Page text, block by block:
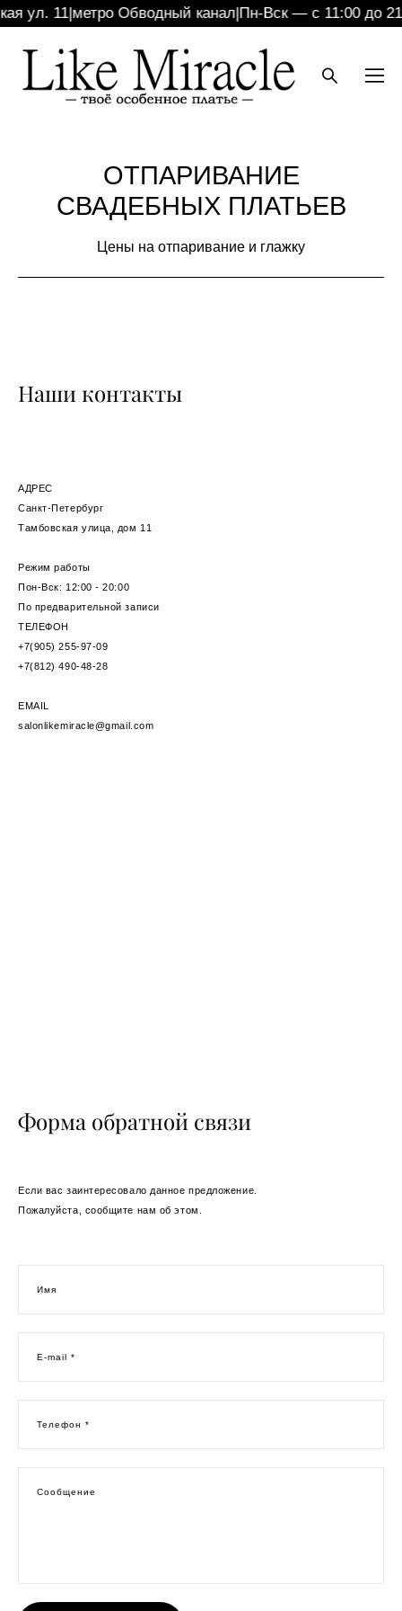
ул. 11|метро Обводный канал|Пн-Вск — с 11:00 до
ОТПАРИВАНИЕ
СВАДЕБНЫХ ПЛАТЬЕВ
Цены на отпаривание и глажку
Наши контакты
АДРЕС
Санкт-Петербург
Тамбовская улица, дом 11
Режим работы
Пон-Вск: 12:00 - 20:00
По предварительной записи
ТЕЛЕФОН
+7(905) 255-97-09
+7(812) 490-48-28
EMAIL
salonlikemiracle@gmail.com
Форма обратной связи
Если вас заинтересовало данное предложение.
Пожалуйста, сообщите нам об этом.
Имя
E-mail *
Телефон *
Сообщение